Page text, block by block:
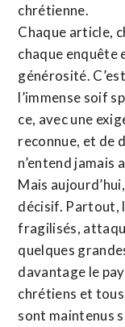
chrétienne.
Chaque article,
chaque enquête
générosité.
l’immense soif
ce, avec une
reconnue, et de
n’entend jamais
Mais
décisif. Partout,
fragilisés,
quelques
davantage le
chrétiens et
sont maintenus